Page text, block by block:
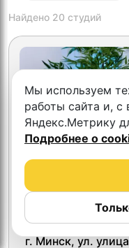
Найдено 20 студий
Подкаст
г. Минск, ул.
Мы используем
работы сайта и, с
Яндекс.Метрику
Подробнее о